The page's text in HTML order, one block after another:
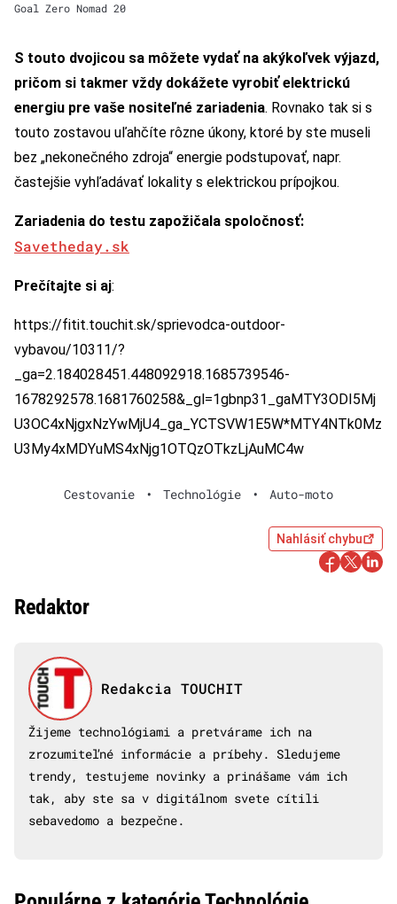
Goal Zero Nomad 20
S touto dvojicou sa môžete vydať na akýkoľvek výjazd,
pričom si takmer vždy dokážete vyrobiť elektrickú
energiu pre vaše nositeľné zariadenia. Rovnako tak si s
touto zostavou uľahčíte rôzne úkony, ktoré by ste museli
bez „nekonečného zdroja“ energie podstupovať, napr.
častejšie vyhľadávať lokality s elektrickou prípojkou.
Zariadenia do testu zapožičala spoločnosť:
Savetheday.sk
Prečítajte si aj:
https://fitit.touchit.sk/sprievodca-outdoor-
vybavou/10311/?
_ga=2.184028451.448092918.1685739546-
1678292578.1681760258&_gl=1gbnp31_gaMTY3ODI5Mj
U3OC4xNjgxNzYwMjU4_ga_YCTSVW1E5W*MTY4NTk0Mz
U3My4xMDYuMS4xNjg1OTQzOTkzLjAuMC4w
Cestovanie • Technológie • Auto-moto
Nahlásiť chybu
Redaktor
Redakcia TOUCHIT
Žijeme technológiami a pretvárame ich na
zrozumiteľné informácie a príbehy. Sledujeme
trendy, testujeme novinky a prinášame vám ich
tak, aby ste sa v digitálnom svete cítili
sebavedomo a bezpečne.